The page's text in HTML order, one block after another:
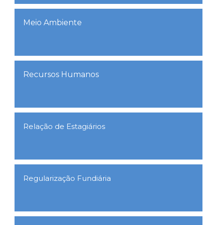
Meio Ambiente
Recursos Humanos
Relação de Estagiários
Regularização Fundiária